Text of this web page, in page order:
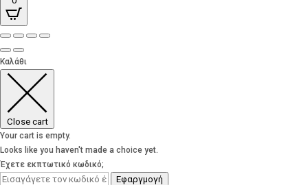
Καλάθι
Close cart
Your cart is empty.
Looks like you haven't made a choice yet.
Έχετε εκπτωτικό κωδικό;
Εφαργμογή